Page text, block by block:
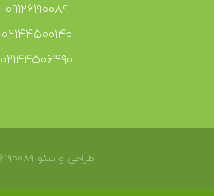
۰۹۱۲۶۱۹۰۰۸۹
۰۲۱۴۴۵۰۰۱۴۰
۰۲۱۴۴۵۰۶۴۹۰
طراحی و سئو ۰۹۱۲۶۱۹۰۰۸۹